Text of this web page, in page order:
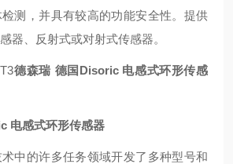
测，并具有较高的功能安全性。提供
器、反射式或对射式传感器。
德森瑞 德国Disoric 电感式环形传感
电感式环形传感器
中的许多任务领域开发了多种型号和